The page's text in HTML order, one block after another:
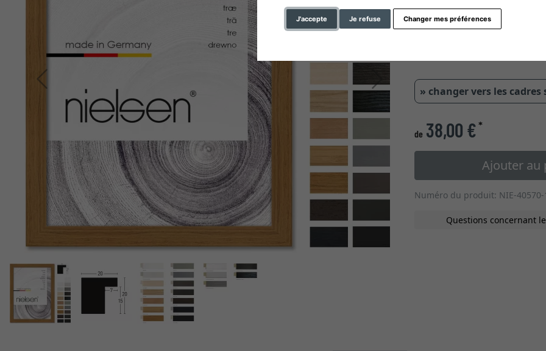
J'accepte Je refuse Changer mes préférences
Retour Continuer
type de verre
» changer vers les cadres
de 38,00 €*
Ajouter au
Numéro du produit: NIE-40570-
Questions concernant